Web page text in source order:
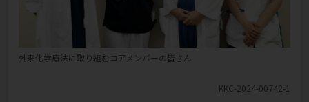
外来化学療法に取り組むコアメンバーの皆さん
KKC-2024-00742-1